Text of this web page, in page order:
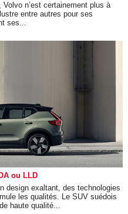
n’est certainement plus à
entre autres pour ses
ses...
ou LLD
design exaltant, des technologies
les qualités. Le SUV suédois
haute qualité...